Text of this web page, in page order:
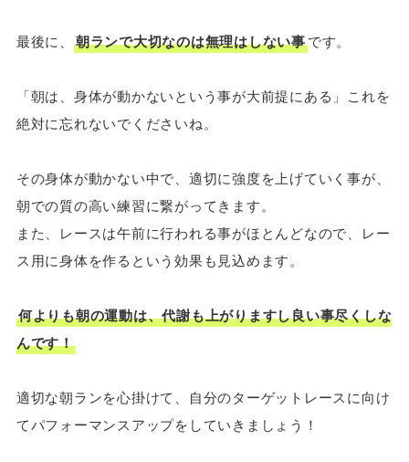
最後に、 朝ランで大切なのは無理はしない事です。
「朝は、身体が動かないという事が大前提にある」これを
絶対に忘れないでくださいね。
その身体が動かない中で、適切に強度を上げていく事が、
朝での質の高い練習に繋がってきます。
また、レースは午前に行われる事がほとんどなので、レー
ス用に身体を作るという効果も見込めます。
何よりも朝の運動は、代謝も上がりますし良い事尽くしな
んです！
適切な朝ランを心掛けて、自分のターゲットレースに向け
てパフォーマンスアップをしていきましょう！